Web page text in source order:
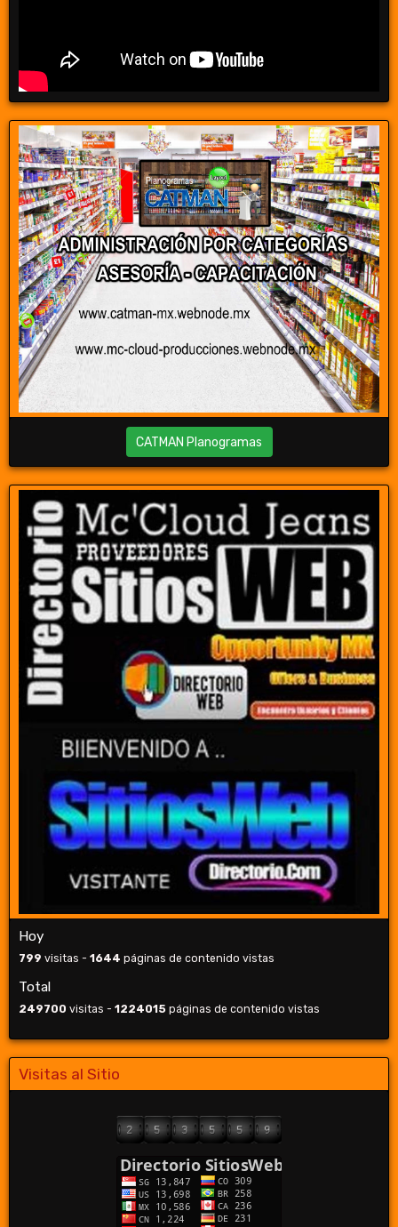
CATMAN Planogramas
Hoy
799 visitas - 1644 páginas de contenido vistas
Total
249700 visitas - 1224015 páginas de contenido vistas
Visitas al Sitio